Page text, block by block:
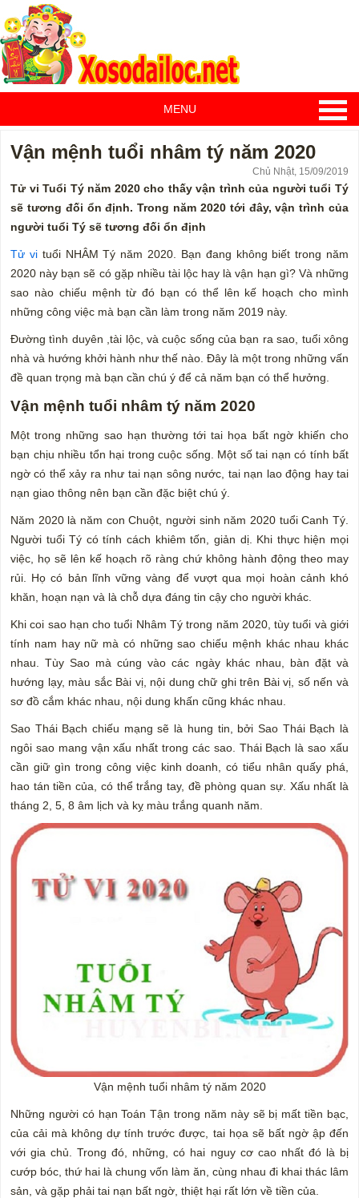
MENU
Vận mệnh tuổi nhâm tý năm 2020
Chủ Nhật, 15/09/2019
Tử vi Tuổi Tý năm 2020 cho thấy vận trình của người tuổi Tý
sẽ tương đối ổn định. Trong năm 2020 tới đây, vận trình của
người tuổi Tý sẽ tương đối ổn định
Tử vituổi NHÂM Tý năm 2020. Bạn đang không biết trong năm
2020 này bạn sẽ có gặp nhiều tài lộc hay là vận hạn gì? Và những
sao nào chiếu mệnh từ đó bạn có thể lên kế hoạch cho mình
những công việc mà bạn cần làm trong năm 2019 này.
Đường tình duyên ,tài lộc, và cuộc sống của bạn ra sao, tuổi xông
nhà và hướng khởi hành như thế nào. Đây là một trong những vấn
đề quan trọng mà bạn cần chú ý để cả năm bạn có thể hưởng.
Vận mệnh tuổi nhâm tý năm 2020
Một trong những sao hạn thường tới tai họa bất ngờ khiến cho
bạn chịu nhiều tổn hại trong cuộc sống. Một số tai nạn có tính bất
ngờ có thể xảy ra như tai nạn sông nước, tai nạn lao động hay tai
nạn giao thông nên bạn cần đặc biệt chú ý.
Năm 2020 là năm con Chuột, người sinh năm 2020 tuổi Canh Tý.
Người tuổi Tý có tính cách khiêm tốn, giản dị. Khi thực hiện mọi
việc, họ sẽ lên kế hoạch rõ ràng chứ không hành động theo may
rủi. Họ có bản lĩnh vững vàng để vượt qua mọi hoàn cảnh khó
khăn, hoạn nạn và là chỗ dựa đáng tin cậy cho người khác.
Khi coi sao hạn cho tuổi Nhâm Tý trong năm 2020, tùy tuổi và giới
tính nam hay nữ mà có những sao chiếu mệnh khác nhau khác
nhau. Tùy Sao mà cúng vào các ngày khác nhau, bàn đặt và
hướng lạy, màu sắc Bài vị, nội dung chữ ghi trên Bài vị, số nến và
sơ đồ cắm khác nhau, nội dung khấn cũng khác nhau.
Sao Thái Bạch chiếu mạng sẽ là hung tin, bởi Sao Thái Bạch là
ngôi sao mang vận xấu nhất trong các sao. Thái Bạch là sao xấu
cần giữ gìn trong công việc kinh doanh, có tiểu nhân quấy phá,
hao tán tiền của, có thể trắng tay, đề phòng quan sự. Xấu nhất là
tháng 2, 5, 8 âm lịch và kỵ màu trắng quanh năm.
Vận mệnh tuổi nhâm tý năm 2020
Những người có hạn Toán Tận trong năm này sẽ bị mất tiền bạc,
của cải mà không dự tính trước được, tai họa sẽ bất ngờ ập đến
với gia chủ. Trong đó, những, có hai nguy cơ cao nhất đó là bị
cướp bóc, thứ hai là chung vốn làm ăn, cùng nhau đi khai thác lâm
sản, và gặp phải tai nạn bất ngờ, thiệt hại rất lớn về tiền của.